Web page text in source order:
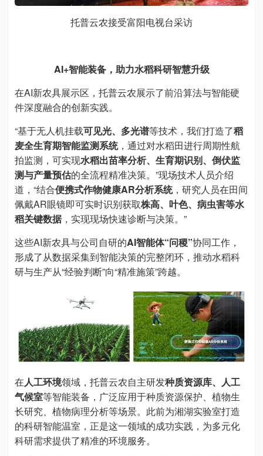
托普云农接受富阳电视台采访
AI+智能装备，助力水稻科研智慧升级
在AI新农具展示区，托普云农展示了前沿算法与智能硬
件深度融合的创新实践。
“基于无人机挂载可见光、多光谱等技术，我们打造了稻
麦全生育期智能监测系统，通过对水稻田进行周期性航
拍监测，可实现水稻出苗率分析、生育期识别、倒伏监
测与产量预估的全流程精准决策。”现场技术人员介绍
道，“结合便携式作物健康AR分析系统，研究人员在田间
佩戴AR眼镜即可实时识别获取株高、叶色、病虫害等水
稻关键数据，实现现场快速诊断与决策。”
这些AI新农具与公司自研的AI智能体“问稷”协同工作，
形成了从数据采集到智能决策的完整闭环，推动水稻科
研与生产从“经验判断”向“精准施策”跨越。
在人工环境领域，托普云农自主研发种质资源库、人工
气候室等智能装备，广泛应用于种质资源保护、植物生
长研究、植物病理分析等场景。此前为湘湖实验室打造
的科研智能温室，正是这一领域的成功实践，为多元化
科研需求提供了精准的环境服务。